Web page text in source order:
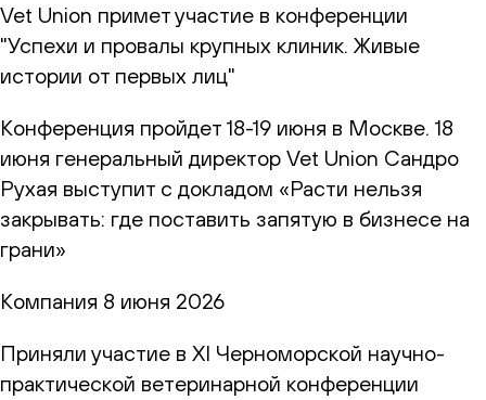
Vet Union примет участие в конференции
"Успехи и провалы крупных клиник. Живые
истории от первых лиц"
Конференция пройдет 18-19 июня в Москве. 18
июня генеральный директор Vet Union Сандро
Рухая выступит с докладом «Расти нельзя
закрывать: где поставить запятую в бизнесе на
грани»
Компания 8 июня 2026
Приняли участие в XI Черноморской научно-
практической ветеринарной конференции